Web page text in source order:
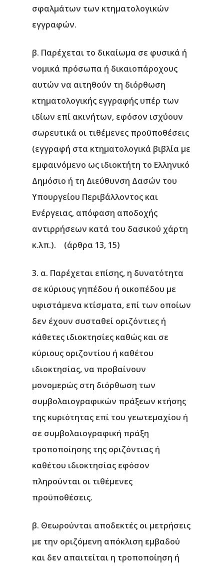
σφαλμάτων των κτηματολογικών
εγγραφών.
β. Παρέχεται το δικαίωμα σε φυσικά ή
νομικά πρόσωπα ή δικαιοπάροχους
αυτών να αιτηθούν τη διόρθωση
κτηματολογικής εγγραφής υπέρ των
ιδίων επί ακινήτων, εφόσον ισχύουν
σωρευτικά οι τιθέμενες προϋποθέσεις
(εγγραφή στα κτηματολογικά βιβλία με
εμφαινόμενο ως ιδιοκτήτη το Ελληνικό
Δημόσιο ή τη Διεύθυνση Δασών του
Υπουργείου Περιβάλλοντος και
Ενέργειας, απόφαση αποδοχής
αντιρρήσεων κατά του δασικού χάρτη
κ.λπ.). (άρθρα 13, 15)
3. α. Παρέχεται επίσης, η δυνατότητα
σε κύριους γηπέδου ή οικοπέδου με
υφιστάμενα κτίσματα, επί των οποίων
δεν έχουν συσταθεί οριζόντιες ή
κάθετες ιδιοκτησίες καθώς και σε
κύριους οριζοντίου ή καθέτου
ιδιοκτησίας, να προβαίνουν
μονομερώς στη διόρθωση των
συμβολαιογραφικών πράξεων κτήσης
της κυριότητας επί του γεωτεμαχίου ή
σε συμβολαιογραφική πράξη
τροποποίησης της οριζόντιας ή
καθέτου ιδιοκτησίας εφόσον
πληρούνται οι τιθέμενες
προϋποθέσεις.
β. Θεωρούνται αποδεκτές οι μετρήσεις
με την οριζόμενη απόκλιση εμβαδού
και δεν απαιτείται η τροποποίηση ή
Υπηρεσίες
Νέα